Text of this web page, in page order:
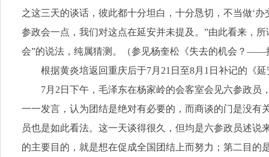
之这三天的谈话，彼此都十分坦白，十分恳切，不当做‘
参政会一点，我们对这点在延安并未提及。”由此看来，
会”的说法，纯属猜测。（参见杨奎松《失去的机会？——
根据黄炎培返回重庆后于7月21日至8月1日补记的《
7月2日下午，毛泽东在杨家岭的会客室会见六参政
一一发言，认为团结是绝对有必要的，而商谈的门是没
员也是如此看法。这一天谈得很久，但均是六参政员述
的主要目的，就是想在促成全国团结上而努力；第二目